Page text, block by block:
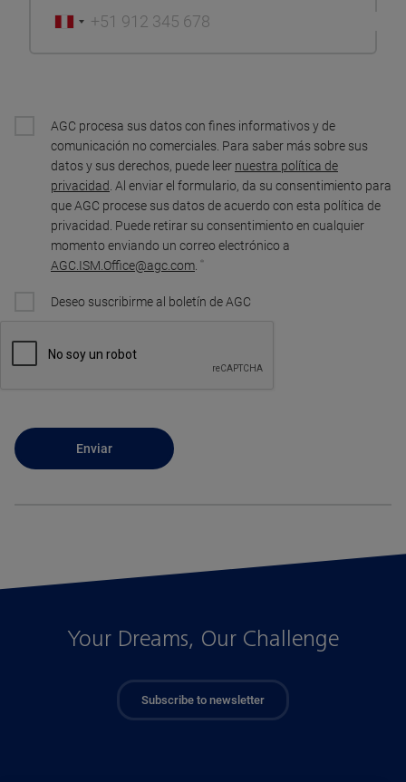
AGC procesa sus datos con fines informativos y de
comunicación no comerciales. Para saber más sobre sus
datos y sus derechos, puede leer nuestra política de
privacidad . Al enviar el formulario, da su consentimiento para
que AGC procese sus datos de acuerdo con esta política de
privacidad. Puede retirar su consentimiento en cualquier
momento enviando un correo electrónico a
AGC.ISM.Office@agc.com
Deseo suscribirme al boletín de AGC
Your Dreams, Our Challenge
Subscribe to newsletter